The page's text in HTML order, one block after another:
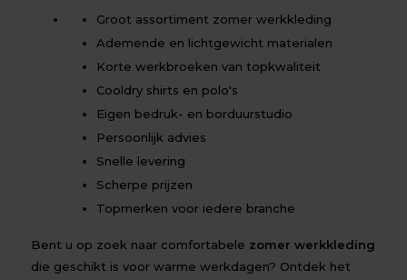
Groot assortiment zomer werkkleding
Ademende en lichtgewicht materialen
Korte werkbroeken van topkwaliteit
Cooldry shirts en polo's
Eigen bedruk- en borduurstudio
Persoonlijk advies
Snelle levering
Scherpe prijzen
Topmerken voor iedere branche
Bent u op zoek naar comfortabele zomer werkkleding
die geschikt is voor warme werkdagen? Ontdek het